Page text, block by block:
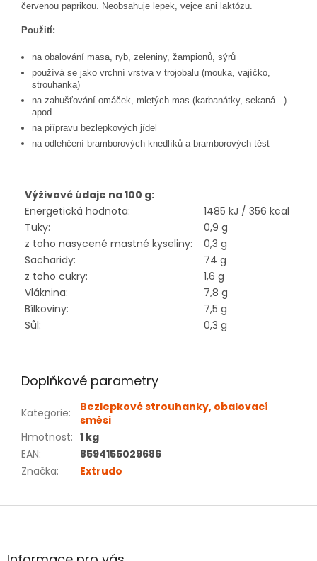
červenou paprikou. Neobsahuje lepek, vejce ani laktózu.
Použití:
na obalování masa, ryb, zeleniny, žampionů, sýrů
používá se jako vrchní vrstva v trojobalu (mouka, vajíčko,
strouhanka)
na zahušťování omáček, mletých mas (karbanátky, sekaná...)
apod.
na přípravu bezlepkových jídel
na odlehčení bramborových knedlíků a bramborových těst
Výživové údaje na 100 g:
Energetická hodnota:
1485 kJ / 356 kcal
Tuky:
0,9 g
z toho nasycené mastné kyseliny:
0,3 g
Sacharidy:
74 g
z toho cukry:
1,6 g
Vláknina:
7,8 g
Bílkoviny:
7,5 g
Sůl:
0,3 g
Doplňkové parametry
Kategorie:
Bezlepkové strouhanky, obalovací
směsi
Hmotnost: 1 kg
EAN:
8594155029686
Značka: Extrudo
Z